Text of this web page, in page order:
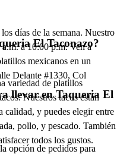
días de la semana. Nuestro
a 10:00 p.m. Ven a
mexicanos en un
Delante #1330, Col
El Taconazo?
variedad de platillos
Nuestros tacos están
calidad, y puedes elegir entre
pollo, y pescado. También
todos los gustos.
llevar en Taqueria El
opción de pedidos para